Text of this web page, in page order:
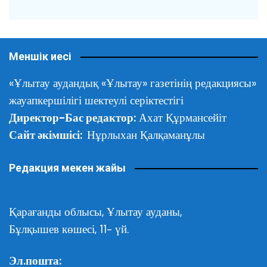
Меншік иесі
«Ұлытау аудандық «Ұлытау» газетінің редакциясы»
жауапкершілігі шектеулі серіктестігі
Директор-Бас редактор: Ахат Құрмансейіт
Сайт әкімшісі: Нұрлыхан Қалқаманұлы
Редакция мекен жайы
Қарағанды облысы, Ұлытау ауданы,
Бұлқышев көшесі, 11- үй.
Эл.пошта: